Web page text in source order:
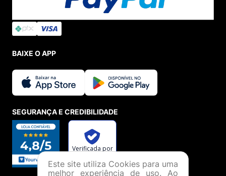
BAIXE O APP
SEGURANÇA E CREDIBILIDADE
Este site utiliza Cookies para uma
melhor experiência de uso. Ao